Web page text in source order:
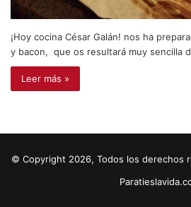
¡Hoy cocina César Galán! nos ha
y bacon, que os resultará muy sencilla
Leer más »
© Copyright 2026, Todos los derechos